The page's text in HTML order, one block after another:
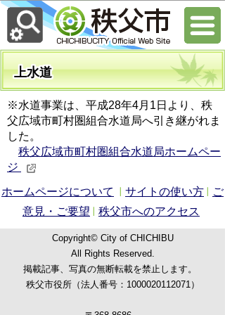
上水道
※水道事業は、平成28年4月1日より、秩
父広域市町村圏組合水道局へ引き継がれま
した。
秩父広域市町村圏組合水道局ホームペー
ジ
ホームページについて サイトの使い方
ご
意見・ご要望
秩父市へのアクセス
Copyright© City of CHICHIBU
All Rights Reserved.
掲載記事、写真の無断転載を禁止します。
秩父市役所（法人番号：1000020112071）